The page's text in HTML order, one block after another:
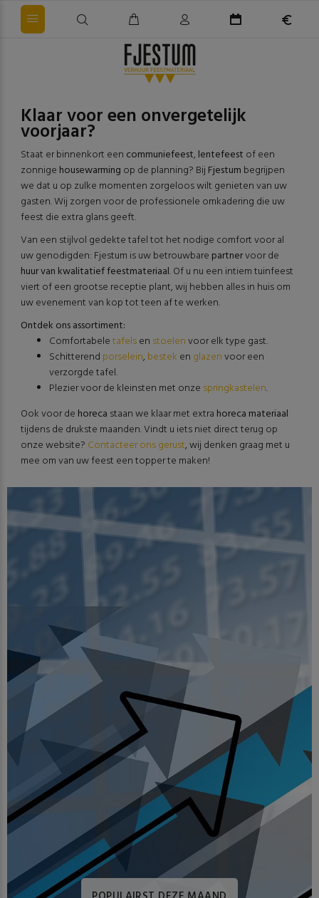
Klaar voor een onvergetelijk
voorjaar?
Staat er binnenkort een communiefeest, lentefeest of een
zonnige housewarming op de planning? Bij Fjestum begrijpen
we dat u op zulke momenten zorgeloos wilt genieten van uw
gasten. Wij zorgen voor de professionele omkadering die uw
feest die extra glans geeft.
Van een stijlvol gedekte tafel tot het nodige comfort voor al
uw genodigden: Fjestum is uw betrouwbare partnervoor de
huur van kwalitatief feestmateriaal. Of u nu een intiem tuinfeest
viert of een grootse receptie plant, wij hebben alles in huis om
uw evenement van kop tot teen af te werken.
Ontdek ons assortiment:
Comfortabeletafelsen stoelenvoor elk type gast.
Schitterend porselein, bestek en glazenvoor een
verzorgde tafel.
Plezier voor de kleinsten met onze springkastelen.
Ook voor de horeca staan we klaar met extra horeca materiaal
tijdens de drukste maanden. Vindt u iets niet direct terug op
onze website? Contacteer ons gerust, wij denken graag met u
mee om van uw feest een topper te maken!